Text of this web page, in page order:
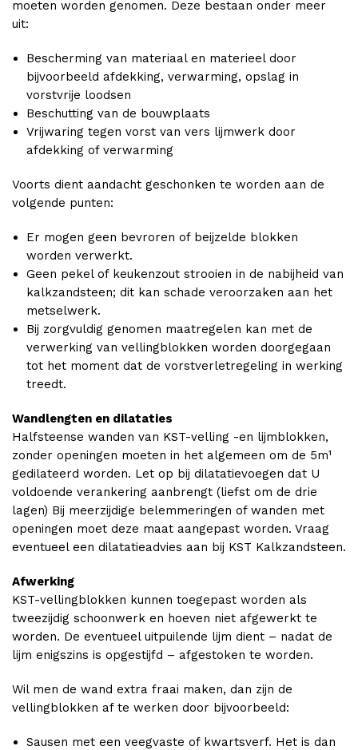
moeten worden genomen. Deze bestaan onder meer
uit:
Bescherming van materiaal en materieel door
bijvoorbeeld afdekking, verwarming, opslag in
vorstvrije loodsen
Beschutting van de bouwplaats
Vrijwaring tegen vorst van vers lijmwerk door
afdekking of verwarming
Voorts dient aandacht geschonken te worden aan de
volgende punten:
Er mogen geen bevroren of beijzelde blokken
worden verwerkt.
Geen pekel of keukenzout strooien in de nabijheid van
kalkzandsteen; dit kan schade veroorzaken aan het
metselwerk.
Bij zorgvuldig genomen maatregelen kan met de
verwerking van vellingblokken worden doorgegaan
tot het moment dat de vorstverletregeling in werking
treedt.
Wandlengten en dilataties
Halfsteense wanden van KST-velling -en lijmblokken,
zonder openingen moeten in het algemeen om de 5m¹
gedilateerd worden. Let op bij dilatatievoegen dat U
voldoende verankering aanbrengt (liefst om de drie
lagen) Bij meerzijdige belemmeringen of wanden met
openingen moet deze maat aangepast worden. Vraag
eventueel een dilatatieadvies aan bij KST Kalkzandsteen.
Afwerking
KST-vellingblokken kunnen toegepast worden als
tweezijdig schoonwerk en hoeven niet afgewerkt te
worden. De eventueel uitpuilende lijm dient – nadat de
lijm enigszins is opgestijfd – afgestoken te worden.
Wil men de wand extra fraai maken, dan zijn de
vellingblokken af te werken door bijvoorbeeld:
Sausen met een veegvaste of kwartsverf. Het is dan